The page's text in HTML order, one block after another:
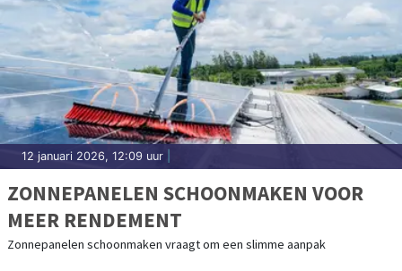
12 januari 2026, 12:09 uur
ZONNEPANELEN SCHOONMAKEN VOOR
MEER RENDEMENT
Zonnepanelen schoonmaken vraagt om een slimme aanpak